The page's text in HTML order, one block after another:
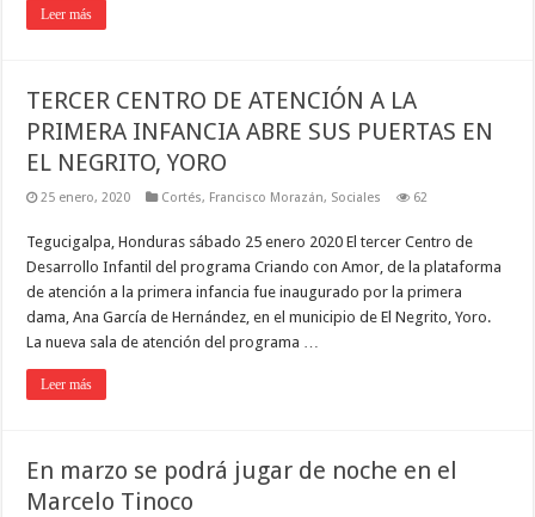
Leer más
TERCER CENTRO DE ATENCIÓN A LA
PRIMERA INFANCIA ABRE SUS PUERTAS EN
EL NEGRITO, YORO
25 enero, 2020 Cortés, Francisco Morazán, Sociales 62
Tegucigalpa, Honduras sábado 25 enero 2020 El tercer Centro de
Desarrollo Infantil del programa Criando con Amor, de la plataforma
de atención a la primera infancia fue inaugurado por la primera
dama, Ana García de Hernández, en el municipio de El Negrito, Yoro.
La nueva sala de atención del programa …
Leer más
En marzo se podrá jugar de noche en el
Marcelo Tinoco